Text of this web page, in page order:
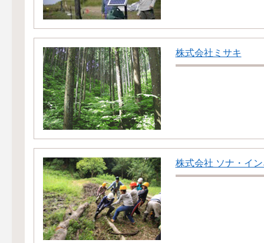
株式会社ミサキ
株式会社 ソナ・イ